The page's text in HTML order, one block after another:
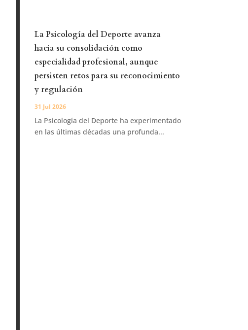
La Psicología del Deporte avanza
hacia su consolidación como
especialidad profesional, aunque
persisten retos para su reconocimiento
y regulación
31 Jul 2026
La Psicología del Deporte ha experimentado
en las últimas décadas una profunda...